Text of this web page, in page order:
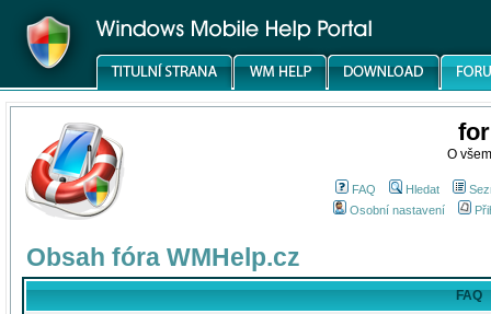
O
FAQ Hledat
Osobní nastavení
Obsah fóra WMHelp.cz
FAQ